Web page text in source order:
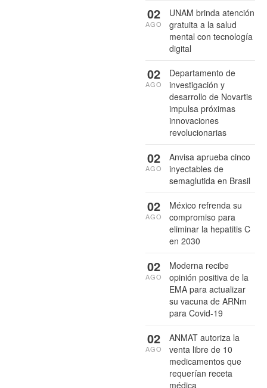
UNAM brinda atención
gratuita a la salud
mental con tecnología
digital
02
AGO
Departamento de
investigación y
desarrollo de Novartis
impulsa próximas
innovaciones
revolucionarias
02
AGO
Anvisa aprueba cinco
inyectables de
semaglutida en Brasil
02
AGO
México refrenda su
compromiso para
eliminar la hepatitis C
en 2030
02
AGO
Moderna recibe
opinión positiva de la
EMA para actualizar
su vacuna de ARNm
para Covid-19
02
AGO
ANMAT autoriza la
venta libre de 10
medicamentos que
requerían receta
médica
02
AGO